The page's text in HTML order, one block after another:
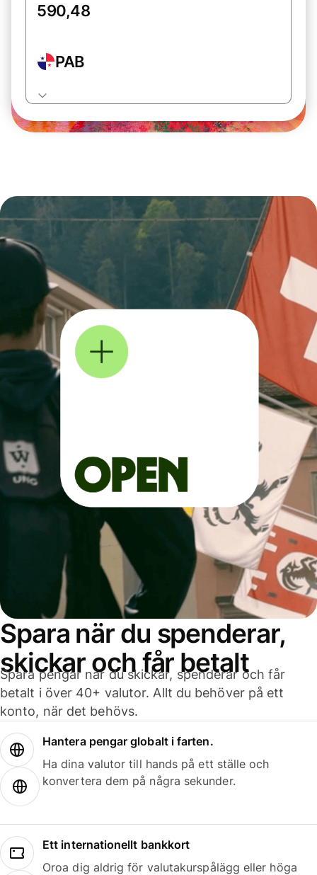
PAB
Spara när du spenderar,
skickar och får betalt
Spara pengar när du skickar, spenderar och får
betalt i över 40+ valutor. Allt du behöver på ett
konto, när det behövs.
Hantera pengar globalt i farten.
Ha dina valutor till hands på ett ställe och
konvertera dem på några sekunder.
Ett internationellt bankkort
Oroa dig aldrig för valutakurspålägg eller höga